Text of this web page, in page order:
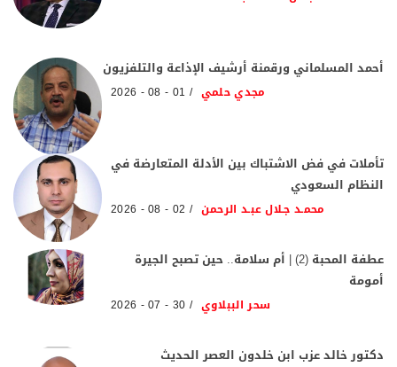
أحمد المسلماني ورقمنة أرشيف الإذاعة والتلفزيون
مجدي حلمي 01 - 08 - 2026
تأملات في فض الاشتباك بين الأدلة المتعارضة في
النظام السعودي
محمـد جـلال عبـد الرحمن 02 - 08 - 2026
عطفة المحبة (2) | أم سلامة.. حين تصبح الجيرة
أمومة
سحر الببلاوي 30 - 07 - 2026
دكتور خالد عزب ابن خلدون العصر الحديث